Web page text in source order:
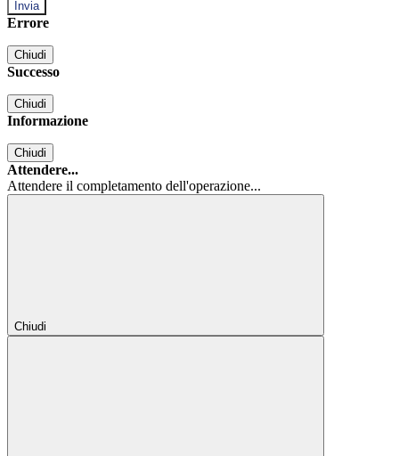
Errore
Chiudi
Successo
Chiudi
Informazione
Chiudi
Attendere...
Attendere il completamento dell'operazione...
Chiudi